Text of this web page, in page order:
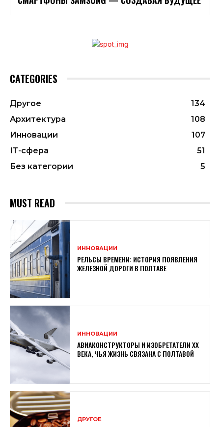
CATEGORIES
Другое
134
Архитектура
108
Инновации
107
ІТ-сфера
51
Без категории
5
MUST READ
ИННОВАЦИИ
РЕЛЬСЫ ВРЕМЕНИ: ИСТОРИЯ ПОЯВЛЕНИЯ
ЖЕЛЕЗНОЙ ДОРОГИ В ПОЛТАВЕ
ИННОВАЦИИ
АВИАКОНСТРУКТОРЫ И ИЗОБРЕТАТЕЛИ XX
ВЕКА, ЧЬЯ ЖИЗНЬ СВЯЗАНА С ПОЛТАВОЙ
ДРУГОЕ